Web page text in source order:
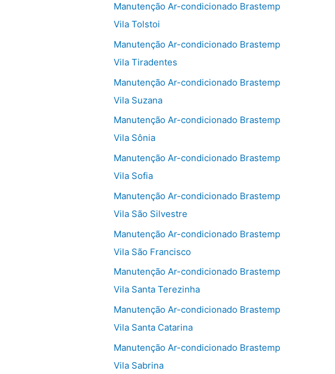
Manutenção Ar-condicionado Brastemp
Vila Tolstoi
Manutenção Ar-condicionado Brastemp
Vila Tiradentes
Manutenção Ar-condicionado Brastemp
Vila Suzana
Manutenção Ar-condicionado Brastemp
Vila Sônia
Manutenção Ar-condicionado Brastemp
Vila Sofia
Manutenção Ar-condicionado Brastemp
Vila São Silvestre
Manutenção Ar-condicionado Brastemp
Vila São Francisco
Manutenção Ar-condicionado Brastemp
Vila Santa Terezinha
Manutenção Ar-condicionado Brastemp
Vila Santa Catarina
Manutenção Ar-condicionado Brastemp
Vila Sabrina